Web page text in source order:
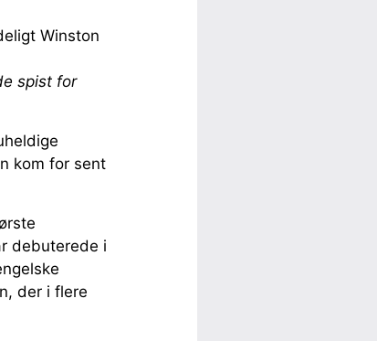
Winston
spist for
kom for sent
debuterede i
der i flere